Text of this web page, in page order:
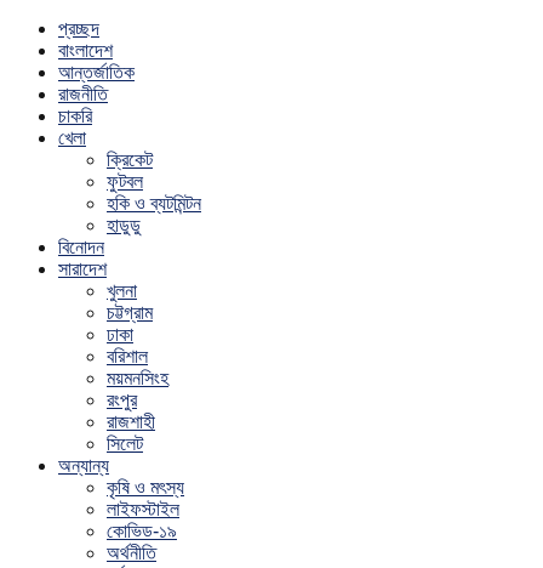
প্রচ্ছদ
বাংলাদেশ
আন্তর্জাতিক
রাজনীতি
চাকরি
খেলা
ক্রিকেট
ফুটবল
হকি ও ব্যটমিন্টন
হাডুডু
বিনোদন
সারাদেশ
খুলনা
চট্টগ্রাম
ঢাকা
বরিশাল
ময়মনসিংহ
রংপুর
রাজশাহী
সিলেট
অন্যান্য
কৃষি ও মৎস্য
লাইফস্টাইল
কোভিড-১৯
অর্থনীতি